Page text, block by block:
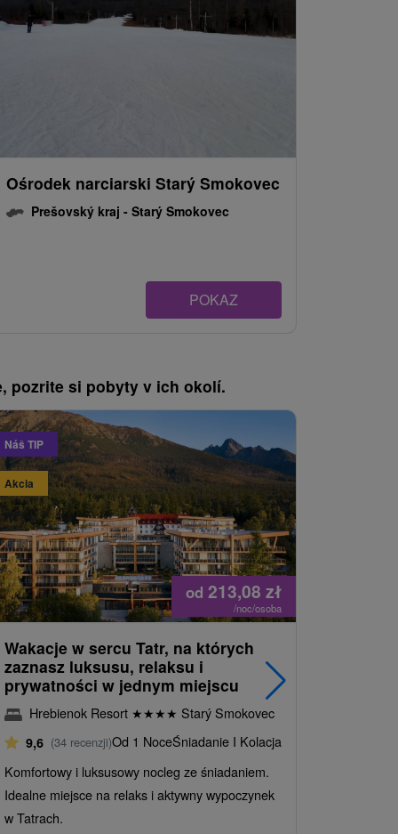
Ośrodek narciarski Starý Smokovec
Prešovský kraj - Starý Smokovec
POKAZ
pozrite si pobyty v ich okolí.
Náš TIP
Akcia
od 213,08 zł
/noc/osoba
Wakacje w sercu Tatr, na których
zaznasz luksusu, relaksu i
prywatności w jednym miejscu
Hrebienok Resort ★★★★ Starý Smokovec
9,6 (34 recenzji)Od 1 NoceŚniadanie I Kolacja
Komfortowy i luksusowy nocleg ze śniadaniem.
Idealne miejsce na relaks i aktywny wypoczynek
w Tatrach.